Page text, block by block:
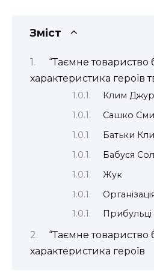
Зміст
“Таємне товариство
характеристика героїв
Клим
Сашко
Батьки
Бабуся
Жук
Прибульці
“Таємне товариство
характеристика героїв